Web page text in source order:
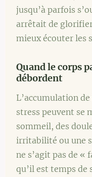
jusqu’à parfois
arrêtait de
mieux écouter les
Quand le corps
débordent
L’accumulation
stress peuvent se
sommeil, des
irritabilité ou une
ne s’agit pas de «
qu’il est temps de